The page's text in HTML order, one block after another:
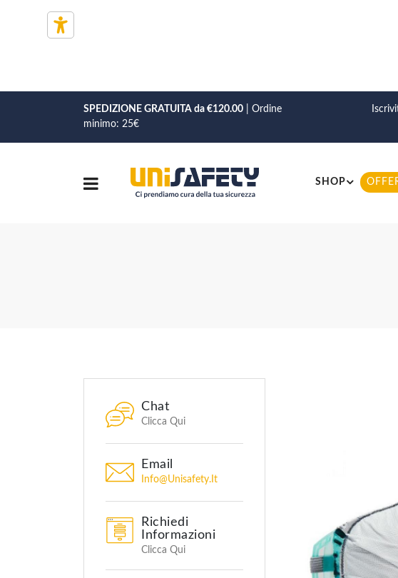
SPEDIZIONE GRATUITA da €120.00 | Ordine
minimo: 25€
SHOP
Chat
Clicca Qui
Email
Info@unisafety.it
Richiedi
Informazioni
Clicca Qui